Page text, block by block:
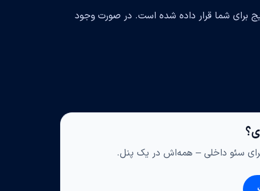
برای شما قرار داده شده است. در صورت وجود
برای سئو داخلی – همه‌اش در یک پنل.